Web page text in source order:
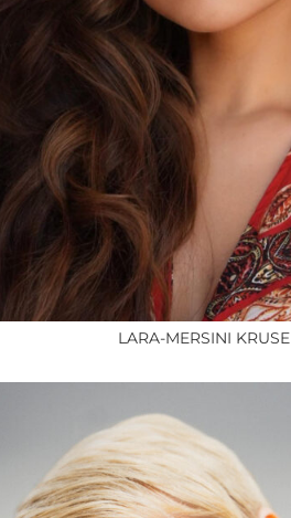
LARA-MERSINI KRUSE